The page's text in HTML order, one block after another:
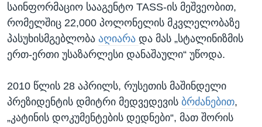
საინფორმაციო სააგენტო TASS-ის მეშვეობით,
რომელშიც 22,000 პოლონელის მკვლელობაზე
პასუხისმგებლობა აღიარა და მას „სტალინიზმის
ერთ-ერთი უსაზარლესი დანაშაული“ უწოდა.
2010 წლის 28 აპრილს, რუსეთის მაშინდელი
პრეზიდენტის დმიტრი მედვედევის ბრძანებით,
„კატინის დოკუმენტების დედნები“, მათ შორის